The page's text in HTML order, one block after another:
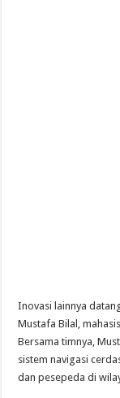
Inovasi lainnya
Mustafa Bilal,
Bersama timnya,
sistem navigasi
dan pesepeda di